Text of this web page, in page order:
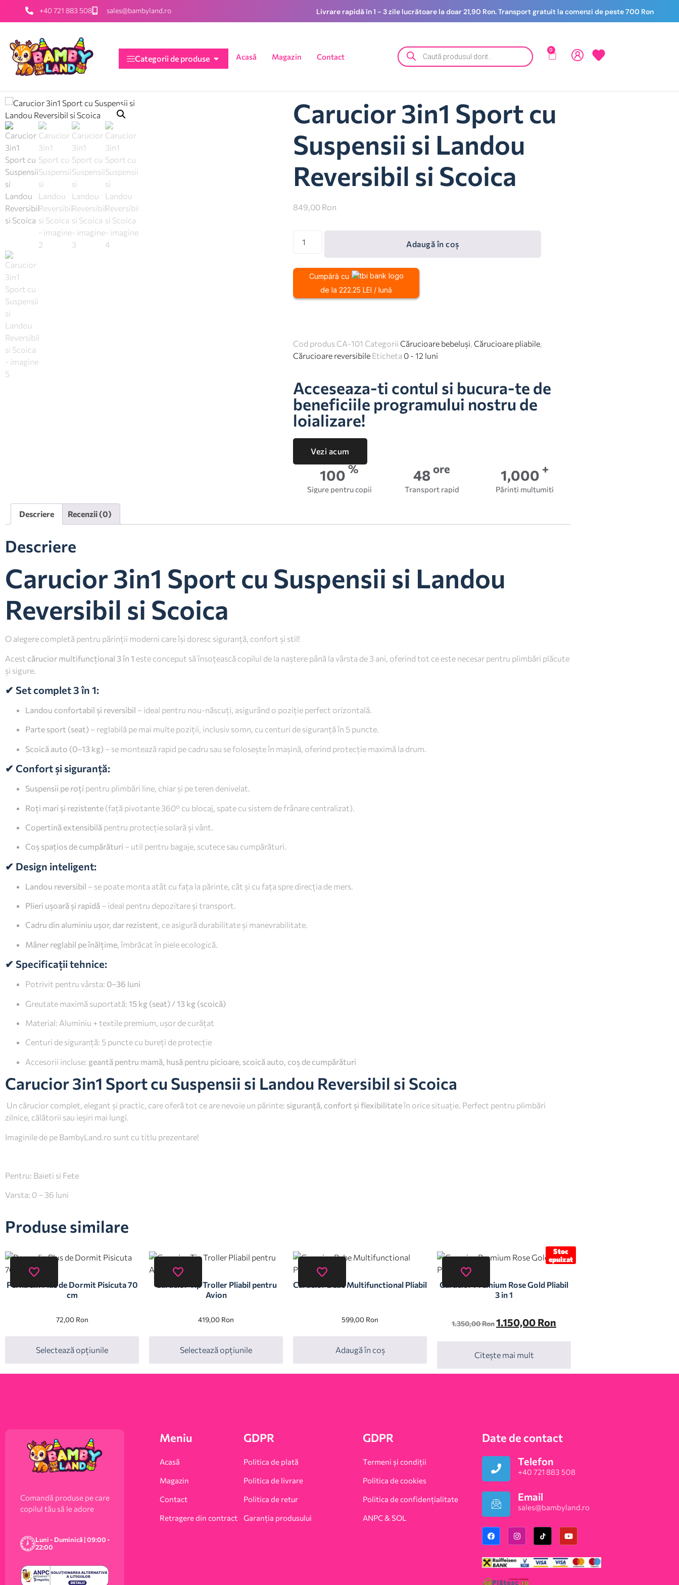
+40 721 883 508 sales@bambyland.ro Livrare rapidă în 1 - 3 zile lucrătoare la doar 21,90 Ron. Transport gratuit la comenzi de peste 700 Ron
Categorii de produse Acasă Magazin Contact
0
Carucior 3in1 Sport cu
Suspensii si Landou
Reversibil si Scoica
849,00 Ron
Adaugă în coș
Cumpără cu
de la 222.25 LEI / lună
Cod produs CA-101 Categorii Cărucioare bebeluși, Cărucioare pliabile,
Cărucioare reversibile Eticheta 0 - 12 luni
Acceseaza-ti contul si bucura-te de
beneficiile programului nostru de
loializare!
Vezi acum
100 %
Sigure pentru copii
48 ore
Transport rapid
1,000 +
Părinți mulțumiți
Descriere Recenzii (0)
Descriere
Carucior 3in1 Sport cu Suspensii si Landou
Reversibil si Scoica
O alegere completă pentru părinții moderni care își doresc siguranță, confort și stil!
Acest cărucior multifuncțional 3 în 1 este conceput să însoțească copilul de la naștere până la vârsta de 3 ani, oferind tot ce este necesar pentru plimbări plăcute
și sigure.
✔ Set complet 3 în 1:
Landou confortabil și reversibil – ideal pentru nou-născuți, asigurând o poziție perfect orizontală.
Parte sport (seat) – reglabilă pe mai multe poziții, inclusiv somn, cu centuri de siguranță în 5 puncte.
Scoică auto (0–13 kg) – se montează rapid pe cadru sau se folosește în mașină, oferind protecție maximă la drum.
✔ Confort și siguranță:
Suspensii pe roți pentru plimbări line, chiar și pe teren denivelat.
Roți mari și rezistente (față pivotante 360° cu blocaj, spate cu sistem de frânare centralizat).
Copertină extensibilă pentru protecție solară și vânt.
Coș spațios de cumpărături – util pentru bagaje, scutece sau cumpărături.
✔ Design inteligent:
Landou reversibil – se poate monta atât cu fața la părinte, cât și cu fața spre direcția de mers.
Plieri ușoară și rapidă – ideal pentru depozitare și transport.
Cadru din aluminiu ușor, dar rezistent, ce asigură durabilitate și manevrabilitate.
Mâner reglabil pe înălțime, îmbrăcat în piele ecologică.
✔ Specificații tehnice:
Potrivit pentru vârsta: 0–36 luni
Greutate maximă suportată: 15 kg (seat) / 13 kg (scoică)
Material: Aluminiu + textile premium, ușor de curățat
Centuri de siguranță: 5 puncte cu bureți de protecție
Accesorii incluse: geantă pentru mamă, husă pentru picioare, scoică auto, coș de cumpărături
Carucior 3in1 Sport cu Suspensii si Landou Reversibil si Scoica
Un cărucior complet, elegant și practic, care oferă tot ce are nevoie un părinte: siguranță, confort și flexibilitateîn orice situație. Perfect pentru plimbări
zilnice, călătorii sau ieșiri mai lungi.
Imaginile de pe BambyLand.ro sunt cu titlu prezentare!
Pentru: Baieti si Fete
Varsta: 0 – 36 luni
Produse similare
Perna din Plus de Dormit Pisicuta 70
cm
72,00 Ron
Selectează opțiunile
Carucior Tip Troller Pliabil pentru
Avion
419,00 Ron
Selectează opțiunile
Carucior Bebe Multifunctional Pliabil
599,00 Ron
Adaugă în coș
Stoc
epuizat
Carucior Premium Rose Gold Pliabil
3 in 1
1.350,00Ron1.150,00 Ron
Citește mai mult
Comandă produse pe care
copilul tău să le adore
Luni - Duminică | 09:00 -
22:00
Meniu
Acasă
Magazin
Contact
Retragere din contract
GDPR
Politica de plată
Politica de livrare
Politica de retur
Garanția produsului
GDPR
Termeni și condiții
Politica de cookies
Politica de confidențialitate
ANPC & SOL
Date de contact
Telefon
+40 721 883 508
Email
sales@bambyland.ro​